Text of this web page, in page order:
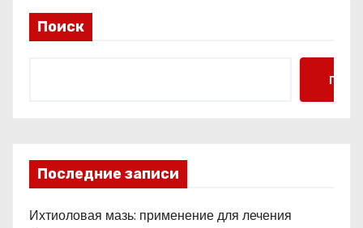
Поиск
Поиск
Последние записи
Ихтиоловая мазь: применение для лечения